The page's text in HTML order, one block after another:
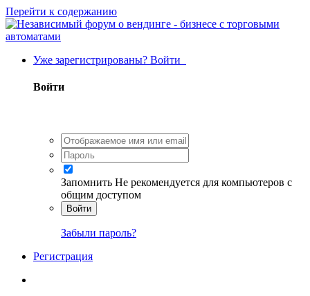
Перейти к содержанию
Уже зарегистрированы? Войти
Войти
Запомнить Не рекомендуется для компьютеров с
общим доступом
Войти
Забыли пароль?
Регистрация